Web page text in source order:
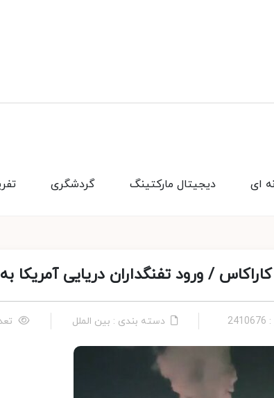
گردشگری دیجیتال مارکتینگ ای
/ ورود تفنگداران دریایی آمریکا
دسته بندی : بین الملل